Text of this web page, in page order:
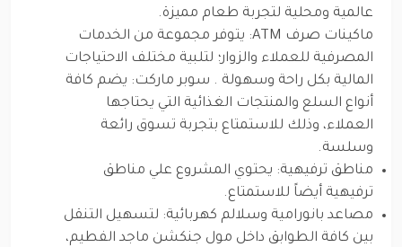
عالمية ومحلية لتجربة طعام مميزة.
ماكينات صرف ATM: يتوفر مجموعة من الخدمات
المصرفية للعملاء والزوار؛ لتلبية مختلف الاحتياجات
المالية بكل راحة وسهولة . سوبر ماركت: يضم كافة
أنواع السلع والمنتجات الغذائية التي يحتاجها
العملاء، وذلك للاستمتاع بتجربة تسوق رائعة
وسلسة.
مناطق ترفيهية: يحتوي المشروع علي مناطق
ترفيهية أيضاً للاستمتاع.
مصاعد بانورامية وسلالم كهربائية: لتسهيل التنقل
بين كافة الطوابق داخل مول جنكشن ماجد الفطيم،